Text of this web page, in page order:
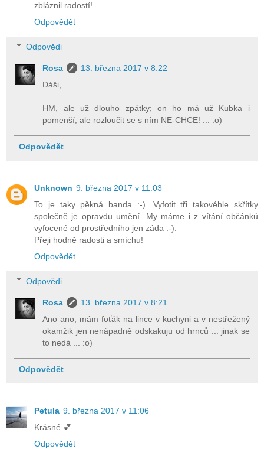
zbláznil radostí!
Odpovědět
Odpovědi
Rosa
13. března 2017 v 8:22
Dáši,
HM, ale už dlouho zpátky; on ho má už Kubka i
pomenší, ale rozloučit se s ním NE-CHCE! ... :o)
Odpovědět
Unknown 9. března 2017 v 11:03
To je taky pěkná banda :-). Vyfotit tři takovéhle skřítky
společně je opravdu umění. My máme i z vítání občánků
vyfocené od prostředního jen záda :-).
Přeji hodně radosti a smíchu!
Odpovědět
Odpovědi
Rosa
13. března 2017 v 8:21
Ano ano, mám foťák na lince v kuchyni a v nestřežený
okamžik jen nenápadně odskakuju od hrnců ... jinak se
to nedá ... :o)
Odpovědět
Petula 9. března 2017 v 11:06
Krásné 💕
Odpovědět